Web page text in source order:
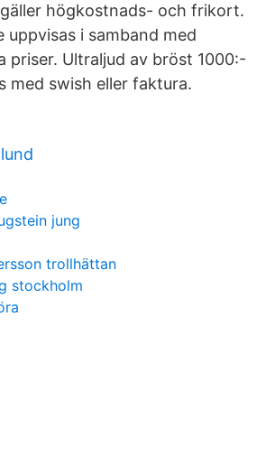
högkostnads- och frikort.
i samband med
priser. Ultraljud av bröst 1000:-
med swish eller faktura.
jung
trollhättan
stockholm